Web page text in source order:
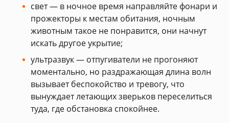
свет — в ночное время направляйте фонари и
прожекторы к местам обитания, ночным
животным такое не понравится, они начнут
искать другое укрытие;
ультразвук — отпугиватели не прогоняют
моментально, но раздражающая длина волн
вызывает беспокойство и тревогу, что
вынуждает летающих зверьков переселиться
туда, где обстановка спокойнее.